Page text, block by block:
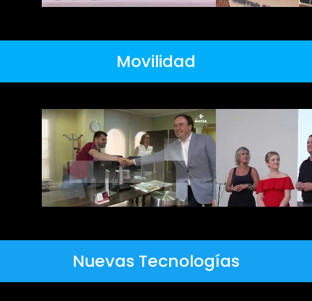
Movilidad
Nuevas Tecnologías